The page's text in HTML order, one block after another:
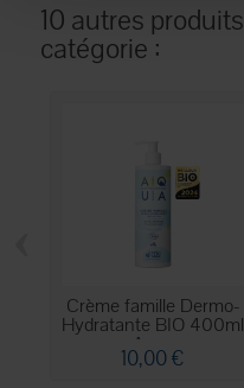
10 autres
catégorie :
Crème famille Dermo-
Hydratante BIO 400ml
Aqua
10,00 €